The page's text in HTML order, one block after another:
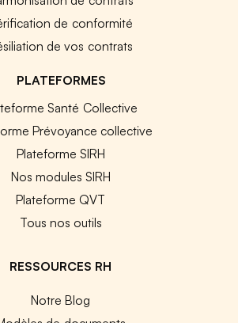
de conformité
de vos contrats
PLATEFORMES
Santé Collective
Prévoyance collective
Plateforme SIRH
Nos modules SIRH
Plateforme QVT
Tous nos outils
RESSOURCES RH
Notre Blog